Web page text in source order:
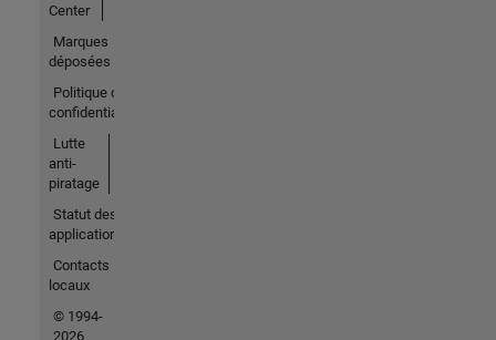
Center
Marques
déposées
Politique de
confidentialité
Lutte
anti-
piratage
Statut des
applications
Contacts
locaux
© 1994-
2026